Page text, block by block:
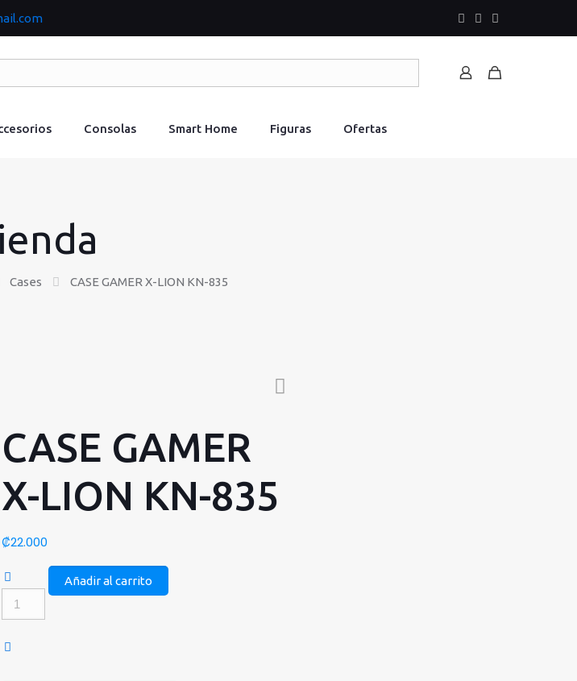
Consolas Smart Home Figuras Ofertas
Cases CASE GAMER X-LION KN-835
CASE GAMER
X-LION KN-835
₡22.000
CASE
GAMER
X-
Añadir al carrito